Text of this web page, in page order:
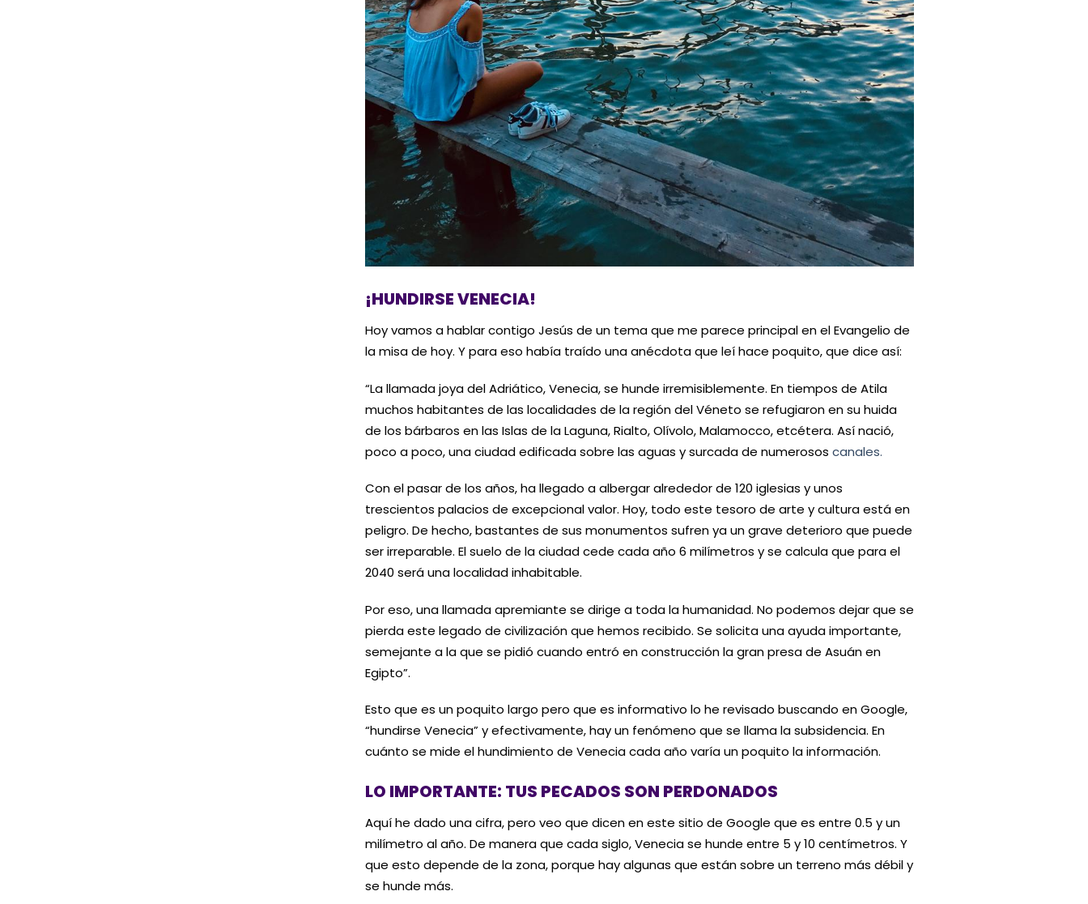
¡HUNDIRSE VENECIA!
Hoy vamos a hablar contigo Jesús de un tema que me parece principal en el Evangelio de
la misa de hoy. Y para eso había traído una anécdota que leí hace poquito, que dice así:
“La llamada joya del Adriático, Venecia, se hunde irremisiblemente. En tiempos de Atila
muchos habitantes de las localidades de la región del Véneto se refugiaron en su huida
de los bárbaros en las Islas de la Laguna, Rialto, Olívolo, Malamocco, etcétera. Así nació,
poco a poco, una ciudad edificada sobre las aguas y surcada de numerosos canales.
Con el pasar de los años, ha llegado a albergar alrededor de 120 iglesias y unos
trescientos palacios de excepcional valor. Hoy, todo este tesoro de arte y cultura está en
peligro. De hecho, bastantes de sus monumentos sufren ya un grave deterioro que puede
ser irreparable. El suelo de la ciudad cede cada año 6 milímetros y se calcula que para el
2040 será una localidad inhabitable.
Por eso, una llamada apremiante se dirige a toda la humanidad. No podemos dejar que se
pierda este legado de civilización que hemos recibido. Se solicita una ayuda importante,
semejante a la que se pidió cuando entró en construcción la gran presa de Asuán en
Egipto”.
Esto que es un poquito largo pero que es informativo lo he revisado buscando en Google,
“hundirse Venecia” y efectivamente, hay un fenómeno que se llama la subsidencia. En
cuánto se mide el hundimiento de Venecia cada año varía un poquito la información.
LO IMPORTANTE: TUS PECADOS SON PERDONADOS
Aquí he dado una cifra, pero veo que dicen en este sitio de Google que es entre 0.5 y un
milímetro al año. De manera que cada siglo, Venecia se hunde entre 5 y 10 centímetros. Y
que esto depende de la zona, porque hay algunas que están sobre un terreno más débil y
se hunde más.